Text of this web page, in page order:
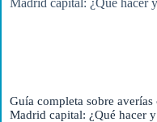
Guía completa sobre
Madrid capital: ¿Qué hacer